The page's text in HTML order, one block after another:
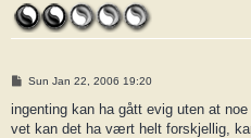
P
s
t
Sun Jan 22, 2006 19:20
ingenting kan ha gått evig uten at
vet kan det ha vært helt forskjellig,